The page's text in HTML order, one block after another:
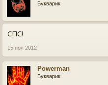
Букварик
СПС!
15 ноя 2012
Powerman
Букварик